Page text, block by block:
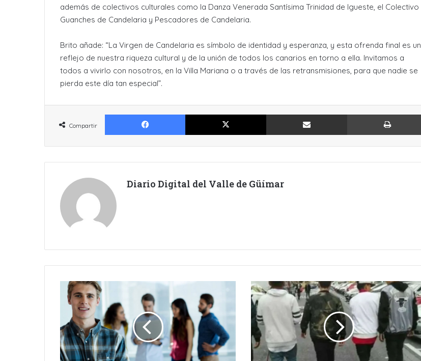
además de colectivos culturales como la Danza Venerada Santísima Trinidad de Igueste, el Colectivo
Guanches de Candelaria y Pescadores de Candelaria.
Brito añade: “La Virgen de Candelaria es símbolo de identidad y esperanza, y esta ofrenda final es un
reflejo de nuestra riqueza cultural y de la unión de todos los canarios en torno a ella. Invitamos a
todos a vivirlo con nosotros, en la Villa Mariana o a través de las retransmisiones, para que nadie se
pierda este día tan especial”.
Compartir
Facebook X Compartir por Email
Diario Digital del Valle de Güímar
OFERTAS
DE
EMPLEO
LA
AEDL
DE
FORMACIÓN
LABORAL
DE
MENAS.